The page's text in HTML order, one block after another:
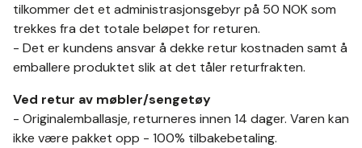
tilkommer det et administrasjonsgebyr på 50 NOK som
trekkes fra det totale beløpet for returen.
- Det er kundens ansvar å dekke retur kostnaden samt å
emballere produktet slik at det tåler returfrakten.
Ved retur av møbler/sengetøy
- Originalemballasje, returneres innen 14 dager. Varen kan
ikke være pakket opp - 100% tilbakebetaling.